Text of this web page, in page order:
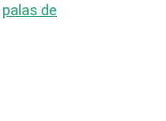
palas de